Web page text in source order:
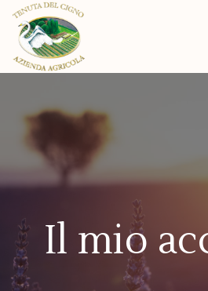
Skip
content
Il mio